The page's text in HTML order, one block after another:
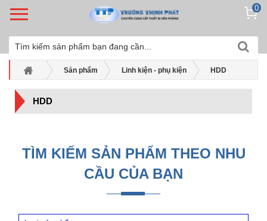
0
Sản phẩm Linh kiện - phụ kiện HDD
HDD
TÌM KIẾM SẢN PHẨM THEO NHU
CẦU CỦA BẠN